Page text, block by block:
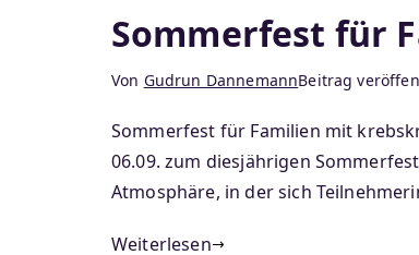
Sommerfest für
Von Gudrun DannemannBeitrag
Sommerfest für Familien mit
06.09. zum diesjährigen
Atmosphäre, in der sich
Weiterlesen